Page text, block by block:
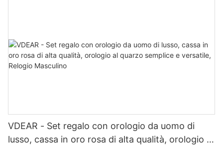
VDEAR - Set regalo con orologio da uomo di
lusso, cassa in oro rosa di alta qualità, orologio al